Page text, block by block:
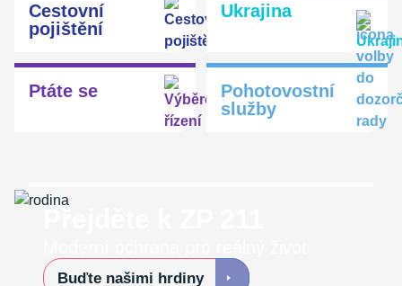
Cestovní
pojištění
Ukrajina
Ptáte se
Pohotovostní
služby
Buďte našimi hrdiny